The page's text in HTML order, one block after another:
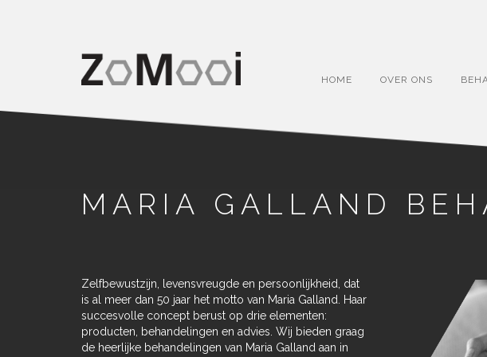
HOME OVER ONS
MARIA GALLAND
Zelfbewustzijn, levensvreugde en persoonlijkheid, dat
is al meer dan 50 jaar het motto van Maria Galland. Haar
succesvolle concept berust op drie elementen:
producten, behandelingen en advies. Wij bieden graag
de heerlijke behandelingen van Maria Galland aan in